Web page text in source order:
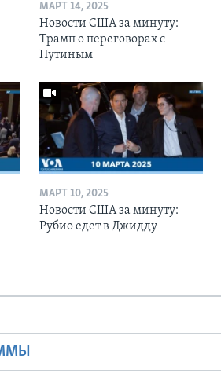
МАРТ 14, 2025
Новости США за минуту:
Трамп о переговорах с
Путиным
МАРТ 10, 2025
Новости США за минуту:
Рубио едет в Джидду